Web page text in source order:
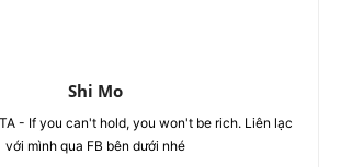
Shi Mo
- If you can't hold, you won't be rich. Liên lạc
với mình qua FB bên dưới nhé